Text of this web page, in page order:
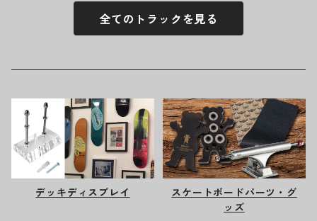
全てのトラックを見る
デッキディスプレイ
スケートボードパーツ・グ
ッズ